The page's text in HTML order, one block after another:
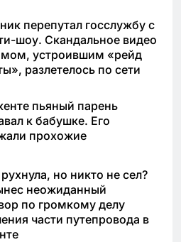
перепутал госслужбу с
шоу. Скандальное видео
устроившим «рейд
разлетелось по сети
пьяный парень
к бабушке. Его
прохожие
но никто не сел?
неожиданный
по громкому делу
части путепровода в